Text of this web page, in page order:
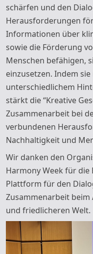
schärfen und den
Herausforderungen
Informationen über
sowie die Förderung
Menschen befähigen,
einzusetzen. Indem
unterschiedlichem
stärkt die “Kreative
Zusammenarbeit bei
verbundenen
Nachhaltigkeit und
Wir danken den
Harmony Week für
Plattform für den
Zusammenarbeit
und friedlicheren Welt.